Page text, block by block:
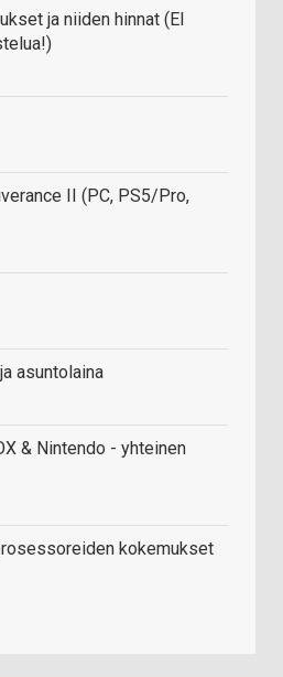
ja niiden hinnat (EI
II (PC, PS5/Pro,
asuntolaina
& Nintendo - yhteinen
kokemukset